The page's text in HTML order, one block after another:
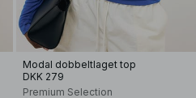
Modal dobbeltlaget top
DKK 279
Premium Selection